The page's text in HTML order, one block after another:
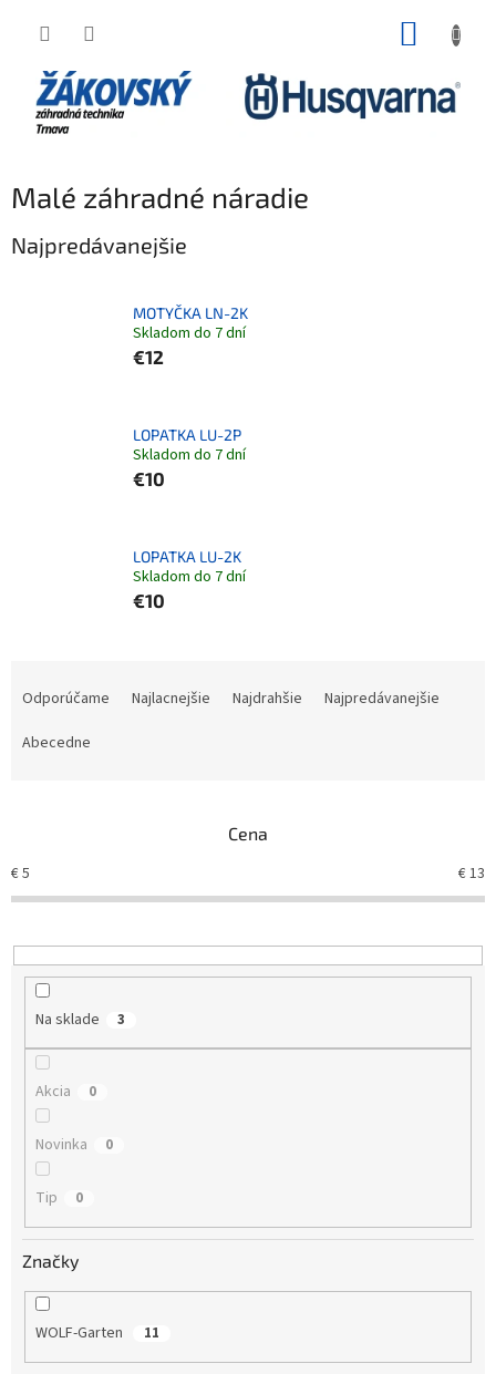
Malé záhradné náradie
Najpredávanejšie
MOTYČKA LN-2K
Skladom do 7 dní
€12
LOPATKA LU-2P
Skladom do 7 dní
€10
LOPATKA LU-2K
Skladom do 7 dní
€10
Odporúčame Najlacnejšie Najdrahšie
Najpredávanejšie
Abecedne
Cena
€5 €13
Na sklade 3
Akcia 0
Novinka 0
Tip 0
Značky
WOLF-Garten 11